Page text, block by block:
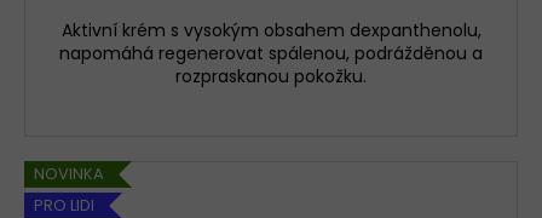
Aktivní krém s vysokým obsahem dexpanthenolu,
napomáhá regenerovat spálenou, podrážděnou a
rozpraskanou pokožku.
NOVINKA
PRO LIDI